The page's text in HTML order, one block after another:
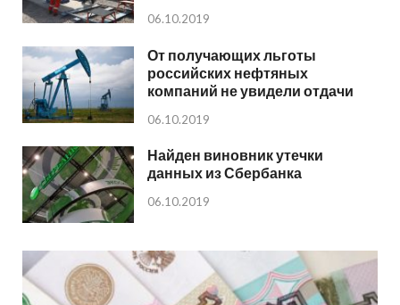
06.10.2019
От получающих льготы
российских нефтяных
компаний не увидели отдачи
06.10.2019
Найден виновник утечки
данных из Сбербанка
06.10.2019